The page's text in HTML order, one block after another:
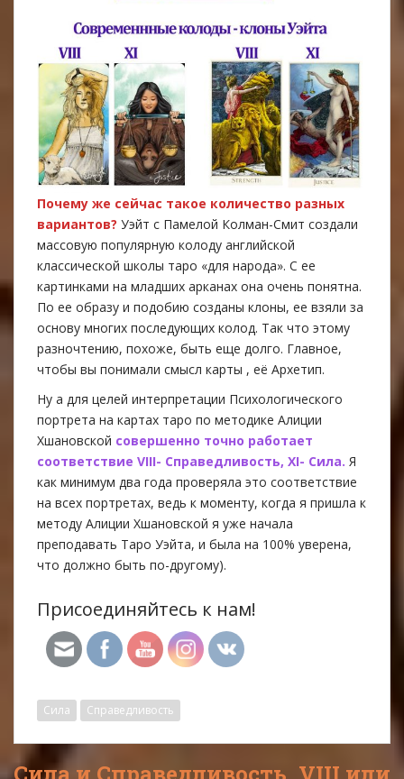
Почему же сейчас такое количество разных
вариантов? Уэйт с Памелой Колман-Смит создали
массовую популярную колоду английской
классической школы таро «для народа». С ее
картинками на младших арканах она очень понятна.
По ее образу и подобию созданы клоны, ее взяли за
основу многих последующих колод. Так что этому
разночтению, похоже, быть еще долго. Главное,
чтобы вы понимали смысл карты , её Архетип.
Ну а для целей интерпретации Психологического
портрета на картах таро по методике Алиции
Хшановской совершенно точно работает
соответствие VIII- Справедливость, XI- Сила. Я
как минимум два года проверяла это соответствие
на всех портретах, ведь к моменту, когда я пришла к
методу Алиции Хшановской я уже начала
преподавать Таро Уэйта, и была на 100% уверена,
что должно быть по-другому).
Присоединяйтесь к нам!
Сила Справедливость
Сила и Справедливость. VIII или